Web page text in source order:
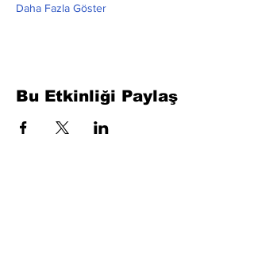
Daha Fazla Göster
Bu Etkinliği Paylaş